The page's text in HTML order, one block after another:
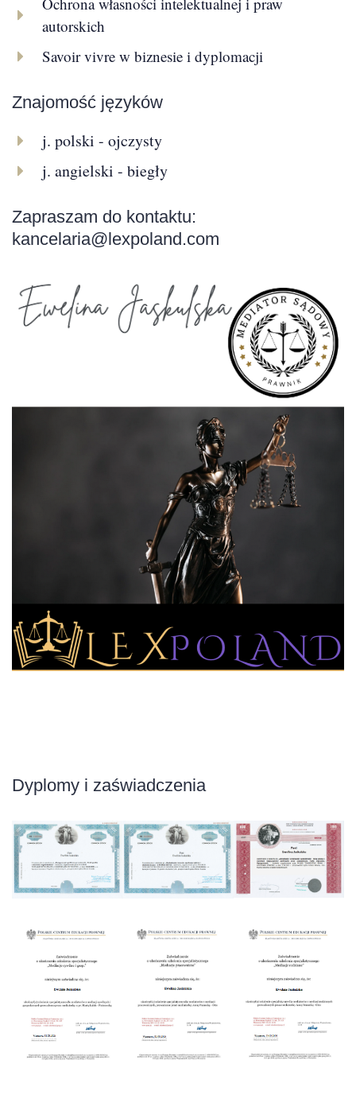
autorskich
Savoir vivre w biznesie i dyplomacji
Znajomość języków
j. polski - ojczysty
j. angielski - biegły
Zapraszam do kontaktu:
kancelaria@lexpoland.com
Dyplomy i zaświadczenia